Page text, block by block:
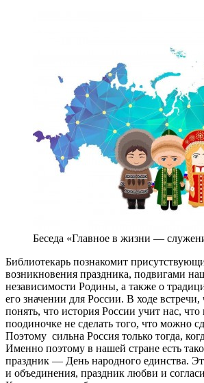
Беседа «Главное в жизни —
Библиотекарь познакомит
возникновения праздника, подвигами
независимости Родины, а также о
его значении для России. В ходе встречи,
понять, что история России учит нас, что
поодиночке не сделать того, что можно
Поэтому сильна Россия только тогда,
Именно поэтому в нашей стране есть
праздник — День народного единства.
и объединения, праздник любви и